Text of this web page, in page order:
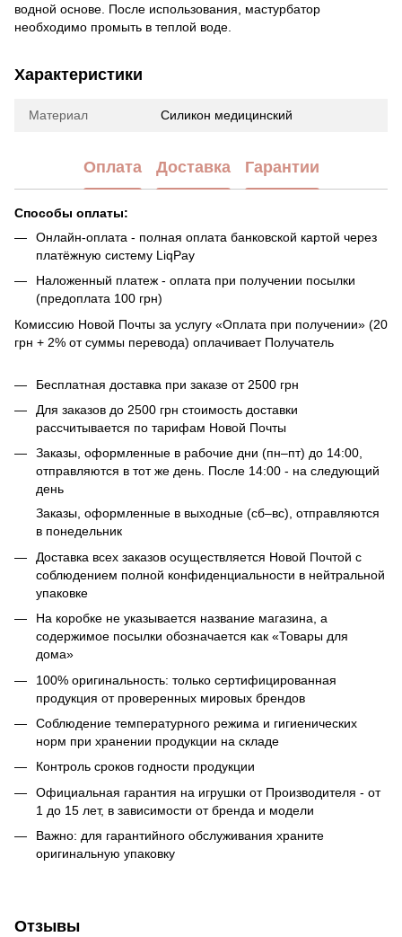
водной основе. После использования, мастурбатор
необходимо промыть в теплой воде.
Характеристики
Материал Силикон медицинский
Оплата Доставка Гарантии
Способы оплаты:
Онлайн-оплата - полная оплата банковской картой через
платёжную систему LiqPay
Наложенный платеж - оплата при получении посылки
(предоплата 100 грн)
Комиссию Новой Почты за услугу «Оплата при получении» (20
грн + 2% от суммы перевода) оплачивает Получатель
Бесплатная доставка при заказе от 2500 грн
Для заказов до 2500 грн стоимость доставки
рассчитывается по тарифам Новой Почты
Заказы, оформленные в рабочие дни (пн–пт) до 14:00,
отправляются в тот же день. После 14:00 - на следующий
день
Заказы, оформленные в выходные (сб–вс), отправляются
в понедельник
Доставка всех заказов осуществляется Новой Почтой с
соблюдением полной конфиденциальности в нейтральной
упаковке
На коробке не указывается название магазина, а
содержимое посылки обозначается как «Товары для
дома»
100% оригинальность: только сертифицированная
продукция от проверенных мировых брендов
Соблюдение температурного режима и гигиенических
норм при хранении продукции на складе
Контроль сроков годности продукции
Официальная гарантия на игрушки от Производителя - от
1 до 15 лет, в зависимости от бренда и модели
Важно: для гарантийного обслуживания храните
оригинальную упаковку
Отзывы